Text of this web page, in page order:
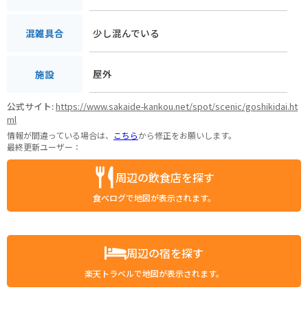
混雑具合 少し混んでいる
施設 屋外
公式サイト:https://www.sakaide-kankou.net/spot/scenic/goshikidai.ht
ml
情報が間違っている場合は、 こちらから修正をお願いします。
最終更新ユーザー：
周辺の飲食店を探す
食べログで地図が表示されます。
周辺の宿を探す
楽天トラベルで地図が表示されます。